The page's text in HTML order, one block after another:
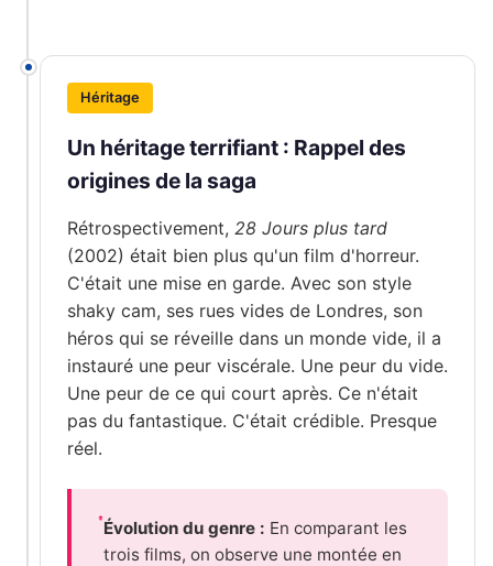
Héritage
Un héritage terrifiant : Rappel des
origines de la saga
Rétrospectivement, 28 Jours plus tard
(2002) était bien plus qu'un film d'horreur.
C'était une mise en garde. Avec son style
shaky cam, ses rues vides de Londres, son
héros qui se réveille dans un monde vide, il a
instauré une peur viscérale. Une peur du vide.
Une peur de ce qui court après. Ce n'était
pas du fantastique. C'était crédible. Presque
réel.
Évolution du genre : En comparant les
trois films, on observe une montée en